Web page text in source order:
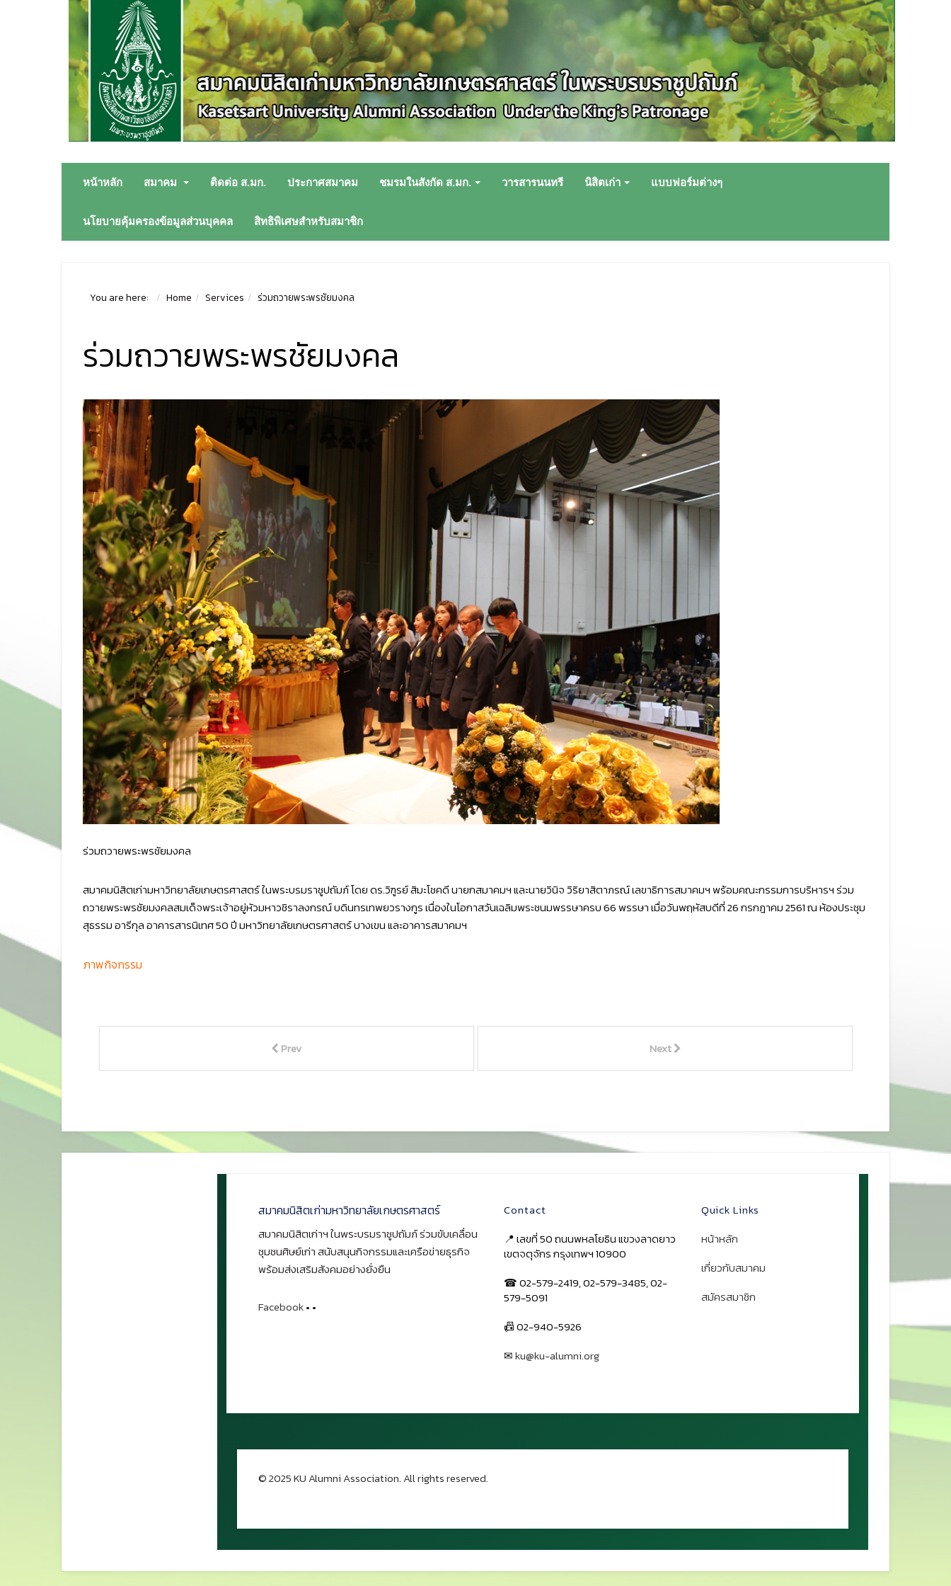
หน้าหลัก สมาคม ติดต่อ ส.มก. ประกาศสมาคม ชมรมในสังกัด ส.มก. วารสารนนทรี นิสิตเก่า แบบฟอร์มต่างๆ
นโยบายคุ้มครองข้อมูลส่วนบุคคล สิทธิพิเศษสำหรับสมาชิก
You are here: Home Services ร่วมถวายพระพรชัยมงคล
ร่วมถวายพระพรชัยมงคล
ร่วมถวายพระพรชัยมงคล
สมาคมนิสิตเก่ามหาวิทยาลัยเกษตรศาสตร์ ในพระบรมราชูปถัมภ์ โดย ดร.วิฑูรย์ สิมะโชคดี นายกสมาคมฯ และนายวินิจ วิริยาสิตาภรณ์ เลขาธิการสมาคมฯ พร้อมคณะกรรมการบริหารฯ ร่วม
ถวายพระพรชัยมงคลสมเด็จพระเจ้าอยู่หัวมหาวชิราลงกรณ์ บดินทรเทพยวรางกูร เนื่องในโอกาสวันเฉลิมพระชนมพรรษาครบ 66 พรรษา เมื่อวันพฤหัสบดีที่ 26 กรกฎาคม 2561 ณ ห้องประชุม
สุธรรม อารีกุล อาคารสารนิเทศ 50 ปี มหาวิทยาลัยเกษตรศาสตร์ บางเขน และอาคารสมาคมฯ
ภาพกิจกรรม
Prev Next
สมาคมนิสิตเก่ามหาวิทยาลัยเกษตรศาสตร์
สมาคมนิสิตเก่าฯ ในพระบรมราชูปถัมภ์ ร่วมขับเคลื่อน
ชุมชนศิษย์เก่า สนับสนุนกิจกรรมและเครือข่ายธุรกิจ
พร้อมส่งเสริมสังคมอย่างยั่งยืน
Facebook• •
Contact
📍 เลขที่ 50 ถนนพหลโยธิน แขวงลาดยาว
เขตจตุจักร กรุงเทพฯ 10900
☎ 02-579-2419, 02-579-3485, 02-
579-5091
📠 02-940-5926
✉ku@ku-alumni.org
Quick Links
หน้าหลัก
เกี่ยวกับสมาคม
สมัครสมาชิก
© 2025 KU Alumni Association. All rights reserved.